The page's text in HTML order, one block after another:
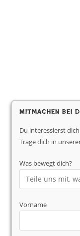
Mitmachen bei
Du interessierst
Trage dich in
Was bewegt dich?
Vorname